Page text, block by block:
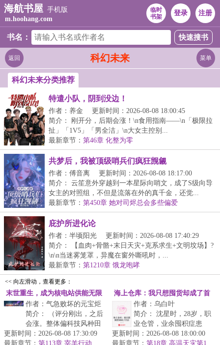
海航书屋 手机版
m.hoohang.com
临时
书架
登录 注册
书名：
科幻未来
返回 菜单
科幻未来分类推荐
特遣小队，阴到没边！
作者：养金
更新时间：2026-08-08 18:00:45
简介： 刚开分，后期会涨！\n食用指南——\n「极限拉
扯」「1V5」「男全洁」\n大女主控别...
最新章节： 第46章 化整为零
共梦后，我被顶级哨兵们疯狂觊觎
作者：傅音离
更新时间：2026-08-08 18:17:00
简介： 云笙意外穿越到一本星际向哨文，成了S级向导
女主的对照组，不但是流落在外的真千金，还觉...
最新章节： 第450章 她对司烬总会多些偏爱
庇护所进化论
作者：半顷阳光
更新时间：2026-08-08 17:40:29
简介： 【血肉+骨骼+末日天灾+克系求生+文明坟场】?
\n\n当迷雾笼罩，异魔在窗外嘶吼时，...
最新章节： 第1210章 饿龙咆哮
<< 向左滑动，查看更多：
末世重生，成为核电站供能无限
作者：气急败坏的元宝炬
简介： （评分刚出，之后
会涨。整体偏科技风种田
流一点，主角伪装成AI进
行互动，有系统。
更新时间：2026-08-08 17:30:09
最新章节： 第113章 宰羊行动
海上仓库：我只想囤货却成了首
富
作者：乌白叶
简介： 沈星时，28岁，职
业仓管，业余囤积症患
者。重生到
更新时间：2026-08-08 18:00:00
最新章节： 第18章 高温天灾第1